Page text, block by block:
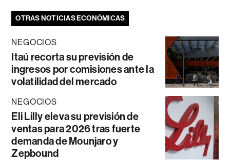
OTRAS NOTICIAS ECONÓMICAS
NEGOCIOS
Itaú recorta su previsión de
ingresos por comisiones ante la
volatilidad del mercado
NEGOCIOS
Eli Lilly eleva su previsión de
ventas para 2026 tras fuerte
demanda de Mounjaro y
Zepbound